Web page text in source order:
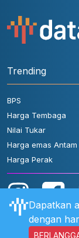
Trending
BPS
Harga Tembaga
Nilai Tukar
Harga emas Antam
Harga Perak
Dapatkan
dengan